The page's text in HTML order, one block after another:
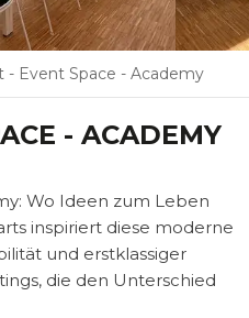
- Event Space - Academy
- ACADEMY
Wo Ideen zum Leben
inspiriert diese moderne
und erstklassiger
die den Unterschied